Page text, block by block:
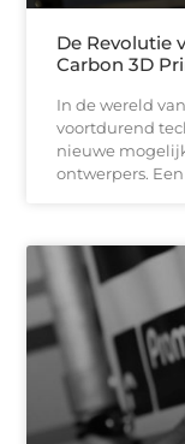
De Revolutie
Carbon 3D
In de wereld
voortdurend
nieuwe
ontwerpers.